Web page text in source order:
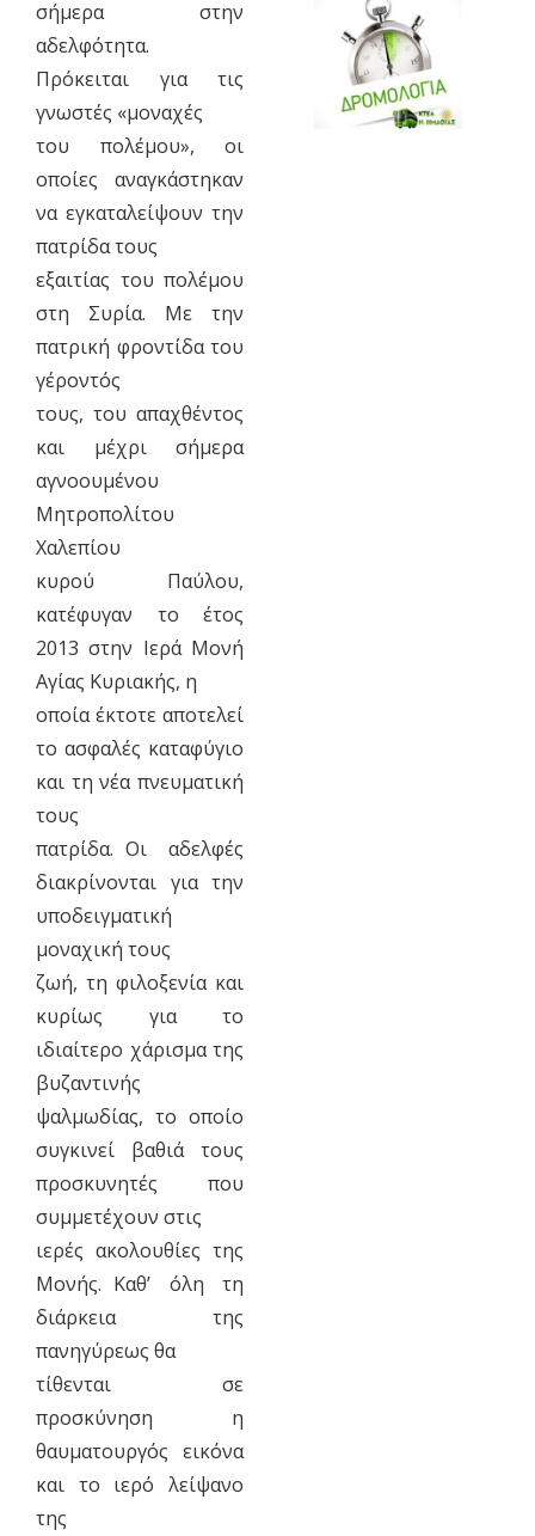
σήμερα στην
αδελφότητα.
Πρόκειται για τις
γνωστές «μοναχές
του πολέμου», οι
οποίες αναγκάστηκαν
να εγκαταλείψουν την
πατρίδα τους
εξαιτίας του πολέμου
στη Συρία. Με την
πατρική φροντίδα του
γέροντός
τους, του απαχθέντος
και μέχρι σήμερα
αγνοουμένου
Μητροπολίτου
Χαλεπίου
κυρού Παύλου,
κατέφυγαν το έτος
2013 στην Ιερά Μονή
Αγίας Κυριακής, η
οποία έκτοτε αποτελεί
το ασφαλές καταφύγιο
και τη νέα πνευματική
τους
πατρίδα. Οι αδελφές
διακρίνονται για την
υποδειγματική
μοναχική τους
ζωή, τη φιλοξενία και
κυρίως για το
ιδιαίτερο χάρισμα της
βυζαντινής
ψαλμωδίας, το οποίο
συγκινεί βαθιά τους
προσκυνητές που
συμμετέχουν στις
ιερές ακολουθίες της
Μονής. Καθ’ όλη τη
διάρκεια της
πανηγύρεως θα
τίθενται σε
προσκύνηση η
θαυματουργός εικόνα
και το ιερό λείψανο
της